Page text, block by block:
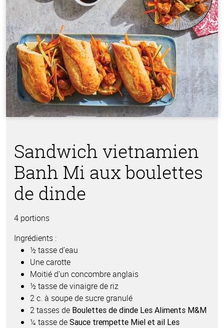
Sandwich vietnamien
Banh Mi aux boulettes
de dinde
4 portions
Ingrédients :
½ tasse d’eau
Une carotte
Moitié d’un concombre anglais
½ tasse de vinaigre de riz
2 c. à soupe de sucre granulé
2 tasses de Boulettes de dinde Les Aliments M&M
¼ tasse de Sauce trempette Miel et ail Les